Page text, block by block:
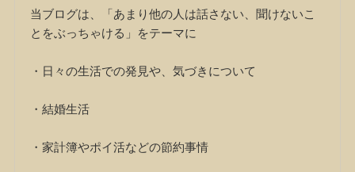
当ブログは、「あまり他の人は話さない、聞けないこ
とをぶっちゃける」をテーマに
・日々の生活での発見や、気づきについて
・結婚生活
・家計簿やポイ活などの節約事情